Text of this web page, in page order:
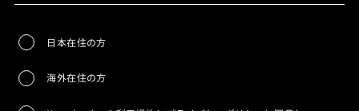
日本在住の方
海外在住の方